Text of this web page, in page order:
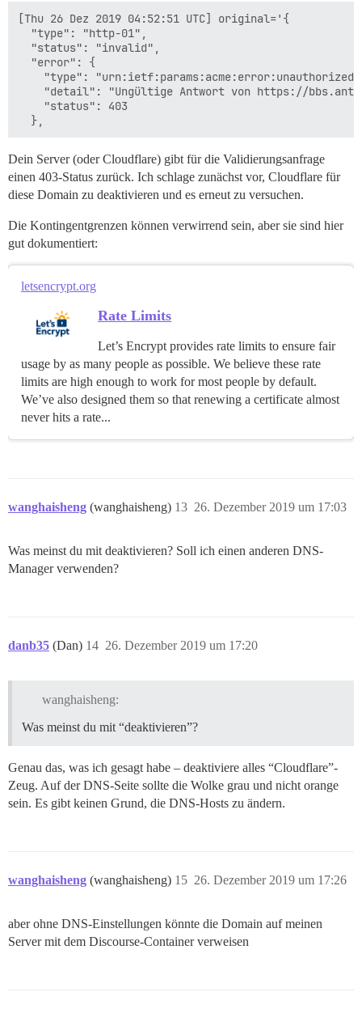
rsyslogd: Aktivierung des Moduls imklog
supervisor pid: 2040 unicorn pid: 2066
nginx: [emerg] kann Zertifikat "/shared/ssl/
nginx: [emerg] kann Zertifikat "/shared/ssl/
nginx: [emerg] kann Zertifikat "/shared/ssl/
nginx: [emerg] kann Zertifikat "/shared/ssl/
nginx: [emerg] kann Zertifikat "/shared/ssl/
nginx: [emerg] kann Zertifikat "/shared/ssl/
[Thu 26 Dez 2019 04:52:51 UTC] original='{
  "type": "http-01",
  "status": "invalid",
  "error": {
"type":
"detail": "Ungültige Antwort von https://
    "status": 403
Dein Server (oder Cloudflare) gibt für die Validierungsanfrage
einen 403-Status zurück. Ich schlage zunächst vor, Cloudflare für
diese Domain zu deaktivieren und es erneut zu versuchen.
Die Kontingentgrenzen können verwirrend sein, aber sie sind hier
gut dokumentiert:
letsencrypt.org
Rate Limits
Let’s Encrypt provides rate limits to ensure fair
usage by as many people as possible. We believe these rate
limits are high enough to work for most people by default.
We’ve also designed them so that renewing a certificate almost
never hits a rate...
wanghaisheng (wanghaisheng) 26. Dezember 2019 um 17:03
13
Was meinst du mit deaktivieren? Soll ich einen anderen DNS-
Manager verwenden?
danb35 (Dan) 26. Dezember 2019 um 17:20
14
wanghaisheng:
Was meinst du mit “deaktivieren”?
Genau das, was ich gesagt habe – deaktiviere alles “Cloudflare”-
Zeug. Auf der DNS-Seite sollte die Wolke grau und nicht orange
sein. Es gibt keinen Grund, die DNS-Hosts zu ändern.
wanghaisheng (wanghaisheng) 26. Dezember 2019 um 17:26
15
aber ohne DNS-Einstellungen könnte die Domain auf meinen
Server mit dem Discourse-Container verweisen